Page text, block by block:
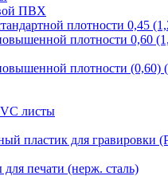
ПВХ
плотности 0,45
плотности 0,60
плотности (0,60)
листы
пластик для
печати (нерж. сталь)